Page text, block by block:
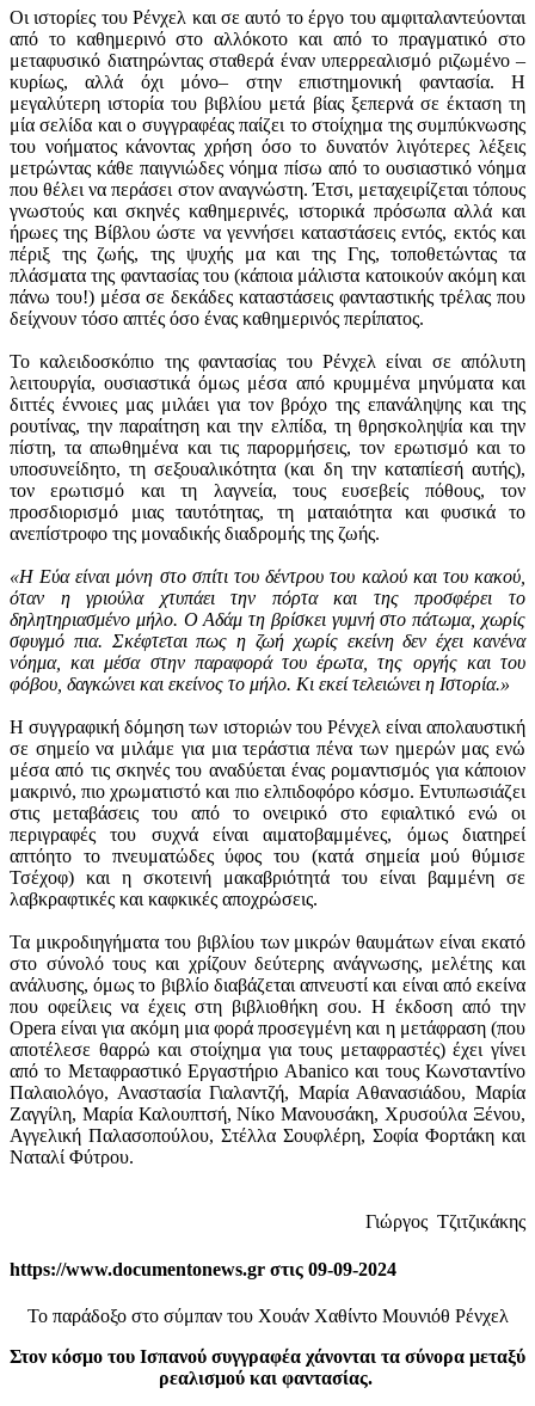
Οι ιστορίες του Ρένχελ και σε αυτό το έργο του αμφιταλαντεύονται
από το καθημερινό στο αλλόκοτο και από το πραγματικό στο
μεταφυσικό διατηρώντας σταθερά έναν υπερρεαλισμό ριζωμένο –
κυρίως, αλλά όχι μόνο– στην επιστημονική φαντασία. Η
μεγαλύτερη ιστορία του βιβλίου μετά βίας ξεπερνά σε έκταση τη
μία σελίδα και ο συγγραφέας παίζει το στοίχημα της συμπύκνωσης
του νοήματος κάνοντας χρήση όσο το δυνατόν λιγότερες λέξεις
μετρώντας κάθε παιγνιώδες νόημα πίσω από το ουσιαστικό νόημα
που θέλει να περάσει στον αναγνώστη. Έτσι, μεταχειρίζεται τόπους
γνωστούς και σκηνές καθημερινές, ιστορικά πρόσωπα αλλά και
ήρωες της Βίβλου ώστε να γεννήσει καταστάσεις εντός, εκτός και
πέριξ της ζωής, της ψυχής μα και της Γης, τοποθετώντας τα
πλάσματα της φαντασίας του (κάποια μάλιστα κατοικούν ακόμη και
πάνω του!) μέσα σε δεκάδες καταστάσεις φανταστικής τρέλας που
δείχνουν τόσο απτές όσο ένας καθημερινός περίπατος.
Το καλειδοσκόπιο της φαντασίας του Ρένχελ είναι σε απόλυτη
λειτουργία, ουσιαστικά όμως μέσα από κρυμμένα μηνύματα και
διττές έννοιες μας μιλάει για τον βρόχο της επανάληψης και της
ρουτίνας, την παραίτηση και την ελπίδα, τη θρησκοληψία και την
πίστη, τα απωθημένα και τις παρορμήσεις, τον ερωτισμό και το
υποσυνείδητο, τη σεξουαλικότητα (και δη την καταπίεσή αυτής),
τον ερωτισμό και τη λαγνεία, τους ευσεβείς πόθους, τον
προσδιορισμό μιας ταυτότητας, τη ματαιότητα και φυσικά το
ανεπίστροφο της μοναδικής διαδρομής της ζωής.
«Η Εύα είναι μόνη στο σπίτι του δέντρου του καλού και του κακού,
όταν η γριούλα χτυπάει την πόρτα και της προσφέρει το
δηλητηριασμένο μήλο. Ο Αδάμ τη βρίσκει γυμνή στο πάτωμα, χωρίς
σφυγμό πια. Σκέφτεται πως η ζωή χωρίς εκείνη δεν έχει κανένα
νόημα, και μέσα στην παραφορά του έρωτα, της οργής και του
φόβου, δαγκώνει και εκείνος το μήλο. Κι εκεί τελειώνει η Ιστορία.»
Η συγγραφική δόμηση των ιστοριών του Ρένχελ είναι απολαυστική
σε σημείο να μιλάμε για μια τεράστια πένα των ημερών μας ενώ
μέσα από τις σκηνές του αναδύεται ένας ρομαντισμός για κάποιον
μακρινό, πιο χρωματιστό και πιο ελπιδοφόρο κόσμο. Εντυπωσιάζει
στις μεταβάσεις του από το ονειρικό στο εφιαλτικό ενώ οι
περιγραφές του συχνά είναι αιματοβαμμένες, όμως διατηρεί
απτόητο το πνευματώδες ύφος του (κατά σημεία μού θύμισε
Τσέχοφ) και η σκοτεινή μακαβριότητά του είναι βαμμένη σε
λαβκραφτικές και καφκικές αποχρώσεις.
Τα μικροδιηγήματα του βιβλίου των μικρών θαυμάτων είναι εκατό
στο σύνολό τους και χρίζουν δεύτερης ανάγνωσης, μελέτης και
ανάλυσης, όμως το βιβλίο διαβάζεται απνευστί και είναι από εκείνα
που οφείλεις να έχεις στη βιβλιοθήκη σου. Η έκδοση από την
Opera είναι για ακόμη μια φορά προσεγμένη και η μετάφραση (που
αποτέλεσε θαρρώ και στοίχημα για τους μεταφραστές) έχει γίνει
από το Μεταφραστικό Εργαστήριο Abanico και τους Κωνσταντίνο
Παλαιολόγο, Αναστασία Γιαλαντζή, Μαρία Αθανασιάδου, Μαρία
Ζαγγίλη, Μαρία Καλουπτσή, Νίκο Μανουσάκη, Χρυσούλα Ξένου,
Αγγελική Παλασοπούλου, Στέλλα Σουφλέρη, Σοφία Φορτάκη και
Ναταλί Φύτρου.
Γιώργος Τζιτζικάκης
https://www.documentonews.gr στις 09-09-2024
Το παράδοξο στο σύμπαν του Χουάν Χαθίντο Μουνιόθ Ρένχελ
Στον κόσμο του Ισπανού συγγραφέα χάνονται τα σύνορα μεταξύ
ρεαλισμού και φαντασίας.